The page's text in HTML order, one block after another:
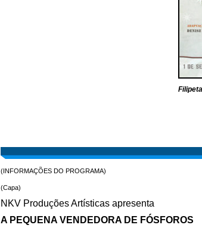
(INFORMAÇÕES DO PROGRAMA)
(Capa)
NKV Produções Artísticas apresenta
A PEQUENA VENDEDORA DE FÓSFOROS